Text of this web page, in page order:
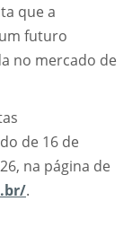
que a
futuro
no mercado de
de 16 de
na página de
.